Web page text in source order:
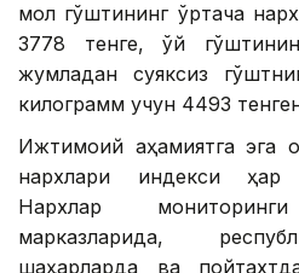
мол гўштининг ўртача
3778 тенге, қўй
жумладан суяксиз
килограмм учун 4493
Ижтимоий аҳамиятга эга
нархлари индекси ҳар
Нархлар
марказларида,
шаҳарларда ва